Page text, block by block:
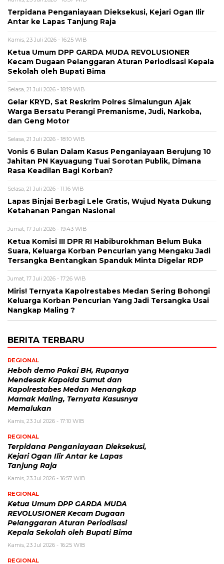
Terpidana Penganiayaan Dieksekusi, Kejari Ogan Ilir
Antar ke Lapas Tanjung Raja
Kamis, 23 Juli 2026 - 16:25 WIB
Ketua Umum DPP GARDA MUDA REVOLUSIONER
Kecam Dugaan Pelanggaran Aturan Periodisasi Kepala
Sekolah oleh Bupati Bima
Selasa, 21 Juli 2026 - 18:19 WIB
Gelar KRYD, Sat Reskrim Polres Simalungun Ajak
Warga Bersatu Perangi Premanisme, Judi, Narkoba,
dan Geng Motor
Selasa, 21 Juli 2026 - 18:10 WIB
Vonis 6 Bulan Dalam Kasus Penganiayaan Berujung 10
Jahitan PN Kayuagung Tuai Sorotan Publik, Dimana
Rasa Keadilan Bagi Korban?
Selasa, 21 Juli 2026 - 11:16 WIB
Lapas Binjai Berbagi Lele Gratis, Wujud Nyata Dukung
Ketahanan Pangan Nasional
Jumat, 17 Juli 2026 - 19:43 WIB
Ketua Komisi III DPR RI Habiburokhman Belum Buka
Suara, Keluarga Korban Pencurian yang Mengaku Jadi
Tersangka Bentangkan Spanduk Minta Digelar RDP
Jumat, 17 Juli 2026 - 17:26 WIB
Miris! Ternyata Kapolrestabes Medan Sering Bohongi
Keluarga Korban Pencurian Yang Jadi Tersangka Usai
Nangkap Maling ?
BERITA TERBARU
REGIONAL
Heboh demo Pakai BH, Rupanya
Mendesak Kapolda Sumut dan
Kapolrestabes Medan Menangkap
Mamak Maling, Ternyata Kasusnya
Memalukan
Kamis, 23 Jul 2026 - 17:10 WIB
REGIONAL
Terpidana Penganiayaan Dieksekusi,
Kejari Ogan Ilir Antar ke Lapas
Tanjung Raja
Kamis, 23 Jul 2026 - 16:57 WIB
REGIONAL
Ketua Umum DPP GARDA MUDA
REVOLUSIONER Kecam Dugaan
Pelanggaran Aturan Periodisasi
Kepala Sekolah oleh Bupati Bima
Kamis, 23 Jul 2026 - 16:25 WIB
REGIONAL